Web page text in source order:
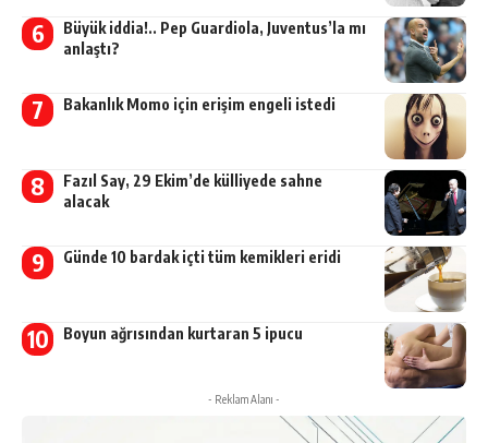
Büyük iddia!.. Pep Guardiola, Juventus’la mı
anlaştı?
Bakanlık Momo için erişim engeli istedi
Fazıl Say, 29 Ekim’de külliyede sahne
alacak
Günde 10 bardak içti tüm kemikleri eridi
Boyun ağrısından kurtaran 5 ipucu
- Reklam Alanı -